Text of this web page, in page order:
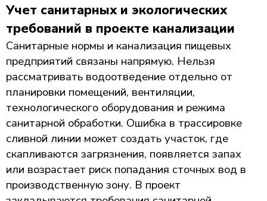
Учет санитарных и экологических
требований в проекте канализации
Санитарные нормы и канализация пищевых
предприятий связаны напрямую. Нельзя
рассматривать водоотведение отдельно от
планировки помещений, вентиляции,
технологического оборудования и режима
санитарной обработки. Ошибка в трассировке
сливной линии может создать участок, где
скапливаются загрязнения, появляется запах
или возрастает риск попадания сточных вод в
производственную зону. В проект